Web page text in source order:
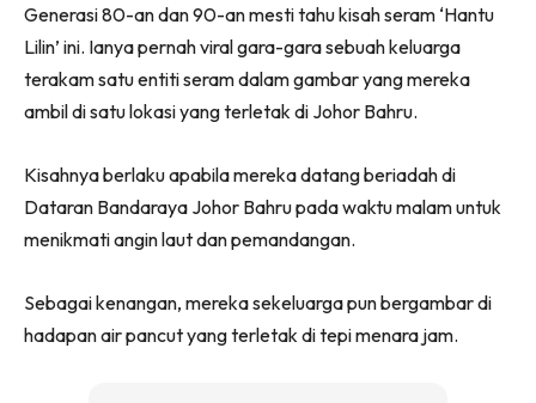
(Twitter)
Generasi 80-an dan 90-an mesti tahu kisah seram ‘Hantu
Lilin’ ini. Ianya pernah viral gara-gara sebuah keluarga
terakam satu entiti seram dalam gambar yang mereka
ambil di satu lokasi yang terletak di Johor Bahru.
Kisahnya berlaku apabila mereka datang beriadah di
Dataran Bandaraya Johor Bahru pada waktu malam untuk
menikmati angin laut dan pemandangan.
Sebagai kenangan, mereka sekeluarga pun bergambar di
hadapan air pancut yang terletak di tepi menara jam.